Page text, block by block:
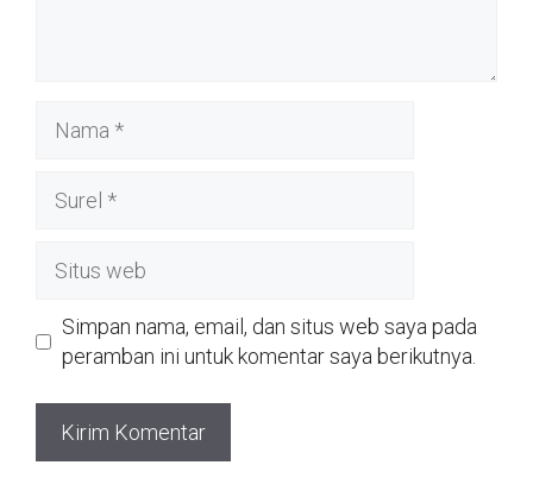
web
Simpan nama, email, dan situs web saya pada
peramban ini untuk komentar saya berikutnya.